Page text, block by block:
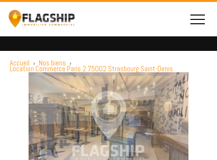
Accueil › Nos biens ›
Location Commerce Paris 2 75002 Strasbourg Saint-Denis